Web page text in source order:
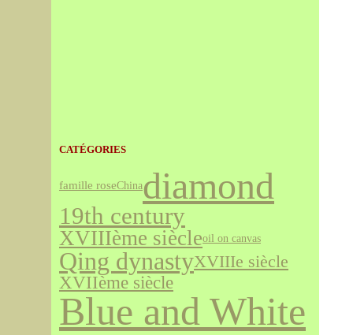
CATÉGORIES
famille roseChinadiamond
19th century
XVIIIème siècleoil on canvas
Qing dynastyXVIIIe siècle
XVIIème siècle
Blue and White